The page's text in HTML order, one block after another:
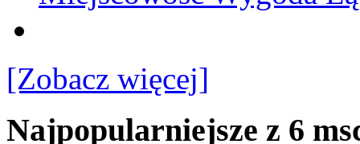
[Zobacz więcej]
Najpopularniejsze z 6